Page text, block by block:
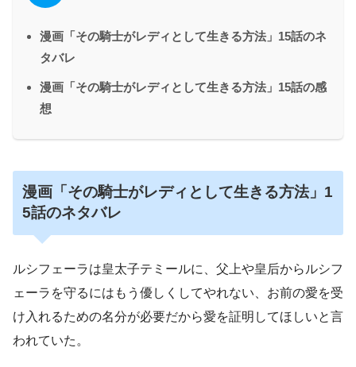
漫画「その騎士がレディとして生きる方法」15話のネ
タバレ
漫画「その騎士がレディとして生きる方法」15話の感
想
漫画「その騎士がレディとして生きる方法」1
5話のネタバレ
ルシフェーラは皇太子テミールに、父上や皇后からルシフ
ェーラを守るにはもう優しくしてやれない、お前の愛を受
け入れるための名分が必要だから愛を証明してほしいと言
われていた。